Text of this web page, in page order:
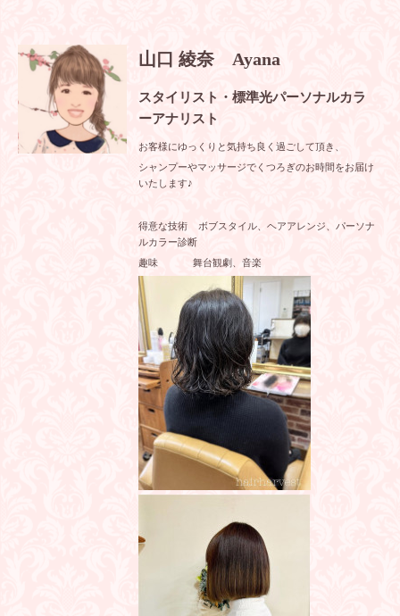
山口 綾奈 Ayana
スタイリスト・標準光パーソナルカラ
ーアナリスト
お客様にゆっくりと気持ち良く過ごして頂き、
シャンプーやマッサージでくつろぎのお時間をお届け
いたします♪
得意な技術 ボブスタイル、ヘアアレンジ、パーソナ
ルカラー診断
趣味 舞台観劇、音楽